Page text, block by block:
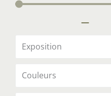
Arbustes
Plantes
Plantes
—
Exposition
Couleurs